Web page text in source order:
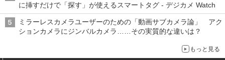
に挿すだけで「探す」が使えるスマートタグ - デジカメ Watch
ミラーレスカメラユーザーのための「動画サブカメラ論」 アク
ションカメラにジンバルカメラ……その実質的な違いは？
もっと見る